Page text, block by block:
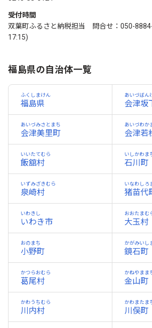
受付時間
双葉町ふるさと納税担当 問合せ：050-
17:15)
福島県の自治体一覧
福島県
ふくしまけん
会津坂
あいづばん
会津美里町
あいづみさとまち
会津若
あいづわか
飯舘村
いいたてむら
石川町
いしかわま
泉崎村
いずみざきむら
猪苗代
いなわしろ
いわき市
いわきし
大玉村
おおたまむ
小野町
おのまち
鏡石町
かがみいし
葛尾村
かつらおむら
金山町
かねやまま
川内村
かわうちむら
川俣町
かわまたま